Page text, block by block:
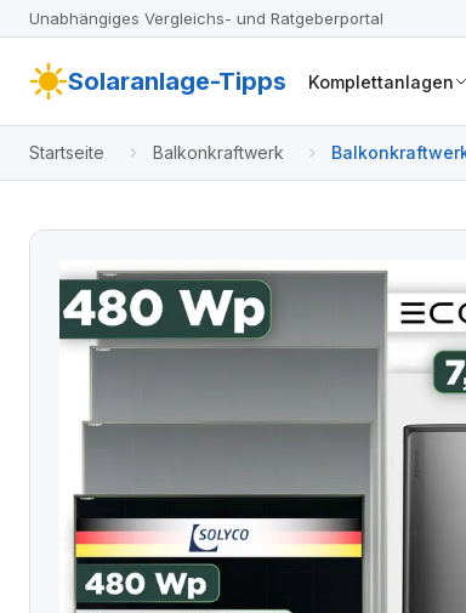
Unabhängiges Vergleichs- und Ratgeberportal
Solaranlage-Tipps Komplettanlagen
Startseite Balkonkraftwerk
1,5 m